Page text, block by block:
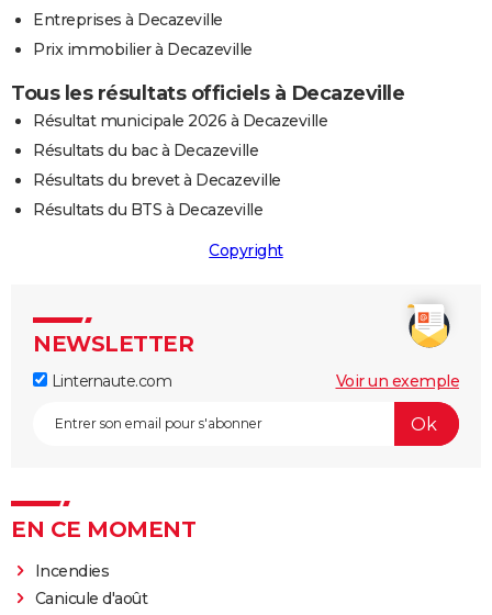
Entreprises à Decazeville
Prix immobilier à Decazeville
Tous les résultats officiels à Decazeville
Résultat municipale 2026 à Decazeville
Résultats du bac à Decazeville
Résultats du brevet à Decazeville
Résultats du BTS à Decazeville
Copyright
NEWSLETTER
Linternaute.com Voir un exemple
EN CE MOMENT
Incendies
Canicule d'août